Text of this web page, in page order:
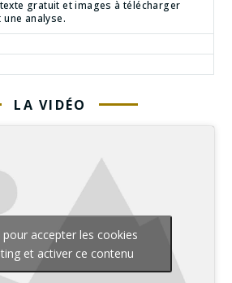
gratuit et images à télécharger
une analyse.
LA VIDÉO
pour accepter les cookies
et activer ce contenu